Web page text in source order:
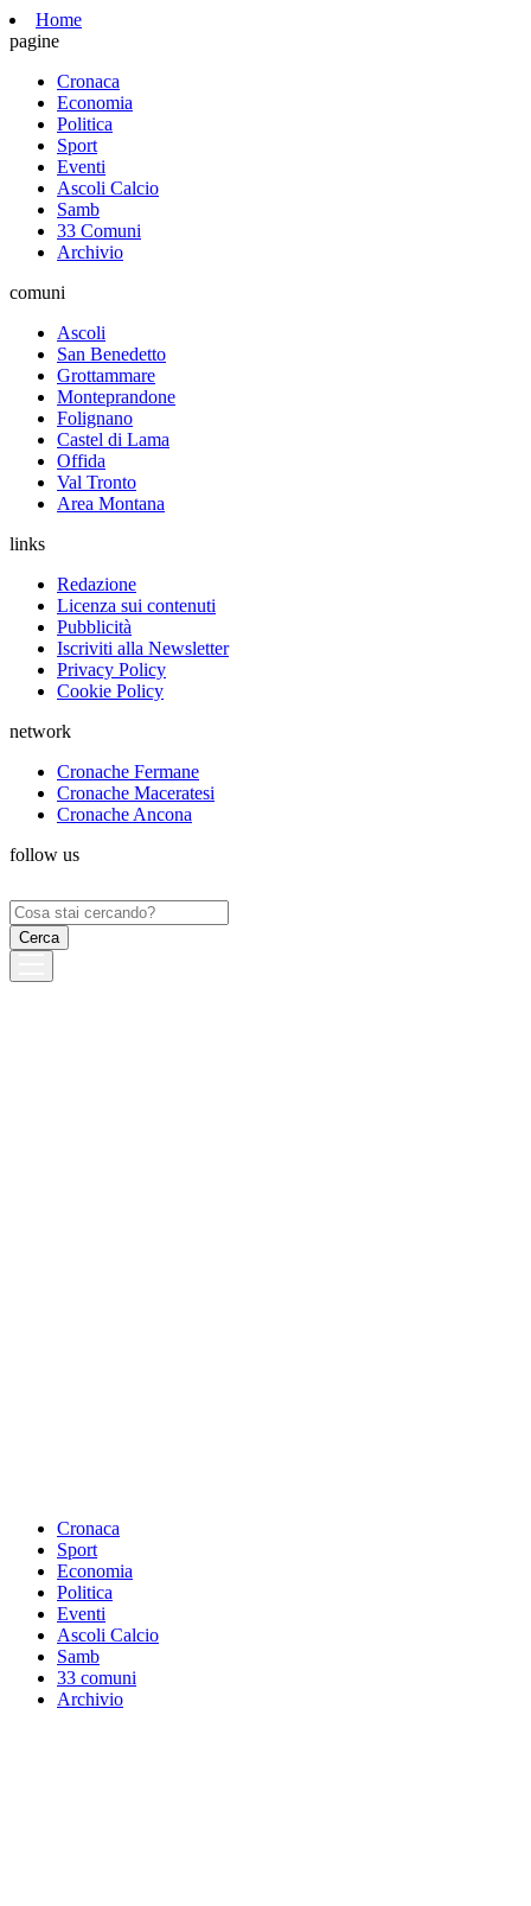
Home
pagine
Cronaca
Economia
Politica
Sport
Eventi
Ascoli Calcio
Samb
33 Comuni
Archivio
comuni
Ascoli
San Benedetto
Grottammare
Monteprandone
Folignano
Castel di Lama
Offida
Val Tronto
Area Montana
links
Redazione
Licenza sui contenuti
Pubblicità
Iscriviti alla Newsletter
Privacy Policy
Cookie Policy
network
Cronache Fermane
Cronache Maceratesi
Cronache Ancona
follow us
Ricerca
per:
Cronaca
Sport
Economia
Politica
Eventi
Ascoli Calcio
Samb
33 comuni
Archivio